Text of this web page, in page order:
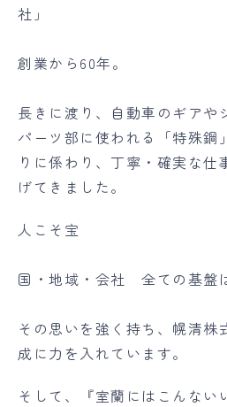
社」
創業から60年。
長きに渡り、自動車のギアや
パーツ部に使われる「特殊鋼
りに係わり、丁寧・確実な仕
げてきました。
人こそ宝
国・地域・会社 全ての基盤
その思いを強く持ち、幌清株
成に力を入れています。
そして、『室蘭にはこんない